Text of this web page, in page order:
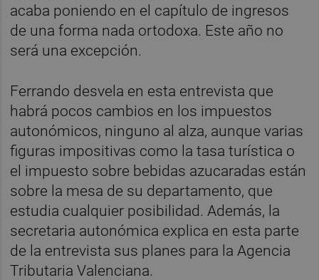
acaba poniendo en el capítulo de ingresos
de una forma nada ortodoxa. Este año no
será una excepción.
Ferrando desvela en esta entrevista que
habrá pocos cambios en los impuestos
autonómicos, ninguno al alza, aunque varias
figuras impositivas como la tasa turística o
el impuesto sobre bebidas azucaradas están
sobre la mesa de su departamento, que
estudia cualquier posibilidad. Además, la
secretaria autonómica explica en esta parte
de la entrevista sus planes para la Agencia
Tributaria Valenciana.